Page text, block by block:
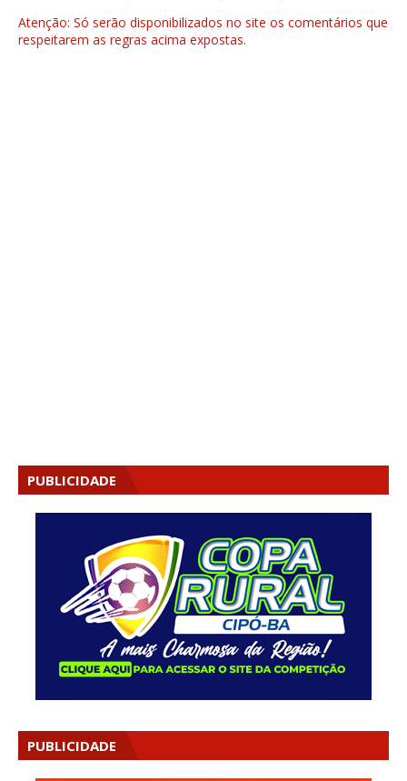
Atenção: Só serão disponibilizados no site os comentários que
respeitarem as regras acima expostas.
PUBLICIDADE
PUBLICIDADE